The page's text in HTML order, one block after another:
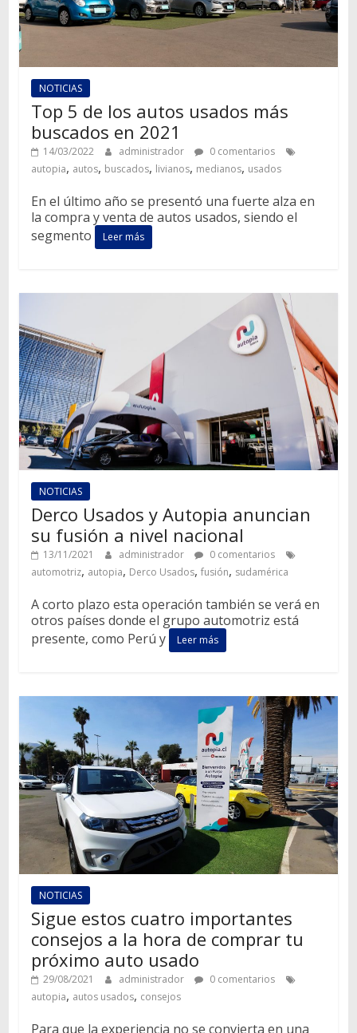
NOTICIAS
Top 5 de los autos usados más
buscados en 2021
14/03/2022 administrador
0 comentarios
autopia, autos, buscados, livianos, medianos, usados
En el último año se presentó una fuerte alza en
la compra y venta de autos usados, siendo el
segmento
Leer más
NOTICIAS
Derco Usados y Autopia anuncian
su fusión a nivel nacional
13/11/2021 administrador
0 comentarios
automotriz, autopia, Derco Usados, fusión, sudamérica
A corto plazo esta operación también se verá en
otros países donde el grupo automotriz está
presente, como Perú y
Leer más
NOTICIAS
Sigue estos cuatro importantes
consejos a la hora de comprar tu
próximo auto usado
29/08/2021 administrador
0 comentarios
autopia, autos usados, consejos
Para que la experiencia no se convierta en una